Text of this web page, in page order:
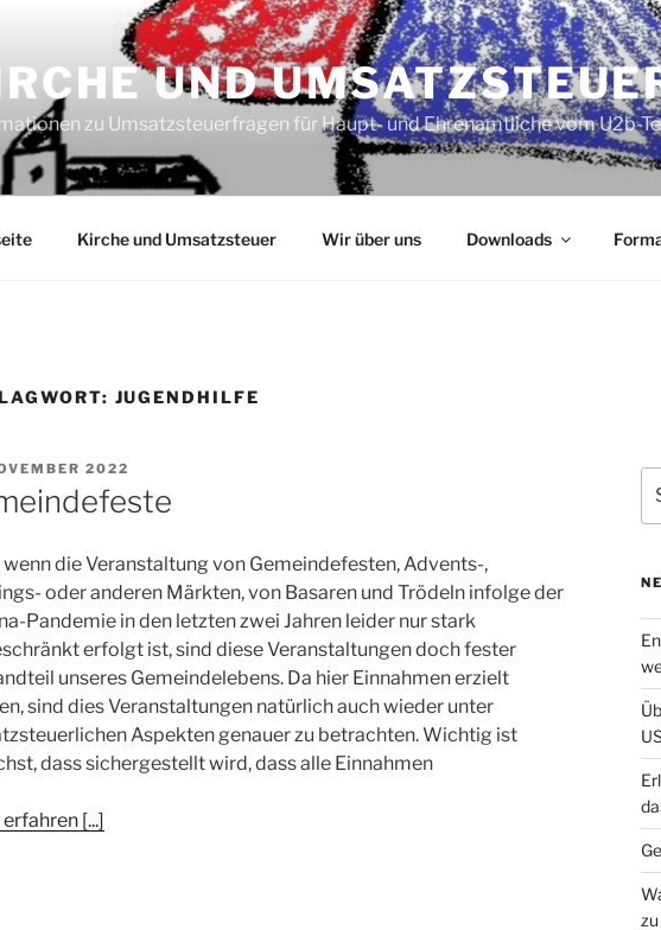
UND
zu Umsatzsteuerfragen für Haupt- und Ehrenamtliche vom U2b-
Kirche und Umsatzsteuer Wir über uns Downloads
JUGENDHILFE
2022
wenn die Veranstaltung von Gemeindefesten, Advents-,
oder anderen Märkten, von Basaren und Trödeln infolge der
Pandemie in den letzten zwei Jahren leider nur stark
erfolgt ist, sind diese Veranstaltungen doch fester
unseres Gemeindelebens. Da hier Einnahmen erzielt
sind dies Veranstaltungen natürlich auch wieder unter
Aspekten genauer zu betrachten. Wichtig ist
dass sichergestellt wird, dass alle Einnahmen
[...]